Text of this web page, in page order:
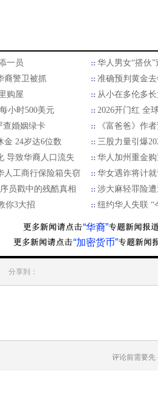
一员
华人男女“搭伙
裔警卫被抓
准确预判黄金
购屋
从小在多伦多
小时500美元
2026开门红 全
查婚姻绿卡
《富爸爸》作
金 24岁达6位数
三股力量引爆
导致华裔人口流失
华人加州重金
人工商行保险箱失窃
华女遇诈将计
员戳中的残酷真相
涉大麻轻罪险
你3大招
纽约华人失联 “
“华裔”
“加密货币”
分享到：
评论前需要先